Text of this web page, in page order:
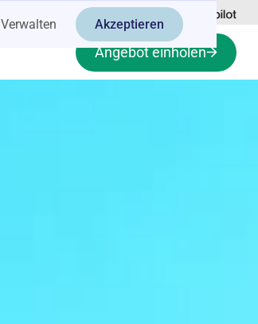
Verwalten Akzeptieren
Angebot einholen